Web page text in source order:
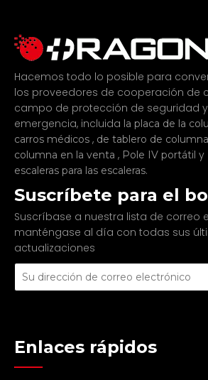
Hacemos todo lo posible para
los proveedores de cooperación de
campo de protección de seguridad
emergencia, incluida la placa de la
carros médicos , de tablero de
columna en la venta , Pole IV portátil y
escaleras para las escaleras.
Suscríbete para el
Suscríbase a nuestra lista de correo
manténgase al día con todas sus
actualizaciones
Enlaces rápidos